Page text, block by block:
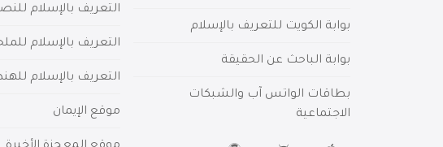
بوابة الكويت للتعريف بالإسلام
بوابة الباحث عن الحقيقة
بطاقات الواتس آب والشبكات
الاجتماعية
التعريف بالإسلام
التعريف بالإسلام
التعريف بالإسلام
موقع الإيمان